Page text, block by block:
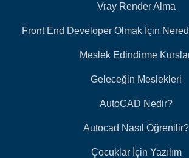
Vray Render Alma
Front End Developer Olmak İçin
Meslek Edindirme
Geleceğin Meslekleri
AutoCAD Nedir?
Autocad Nasıl Öğrenilir?
Çocuklar İçin Yazılım